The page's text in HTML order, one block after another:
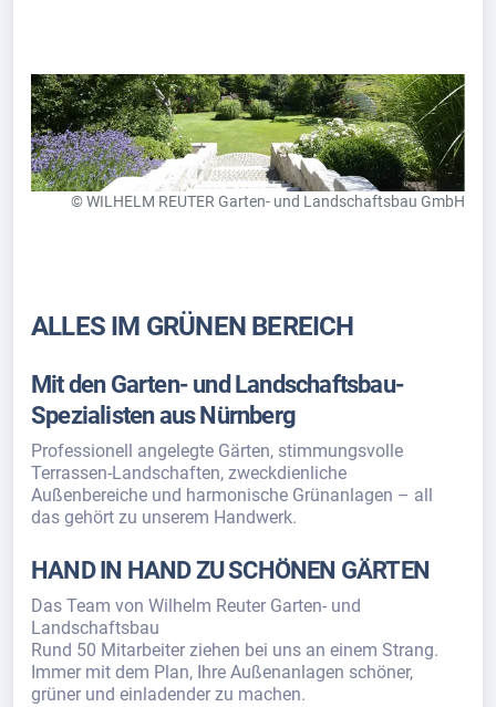
© WILHELM REUTER Garten- und Landschaftsbau GmbH
ALLES IM GRÜNEN BEREICH
Mit den Garten- und Landschaftsbau-
Spezialisten aus Nürnberg
Professionell angelegte Gärten, stimmungsvolle
Terrassen-Landschaften, zweckdienliche
Außenbereiche und harmonische Grünanlagen – all
das gehört zu unserem Handwerk.
HAND IN HAND ZU SCHÖNEN GÄRTEN
Das Team von Wilhelm Reuter Garten- und
Landschaftsbau
Rund 50 Mitarbeiter ziehen bei uns an einem Strang.
Immer mit dem Plan, Ihre Außenanlagen schöner,
grüner und einladender zu machen.